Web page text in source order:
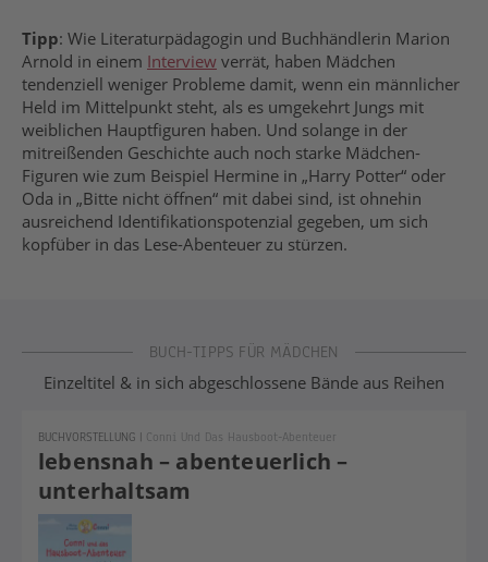
Tipp: Wie Literaturpädagogin und Buchhändlerin Marion
Arnold in einem Interview verrät, haben Mädchen
tendenziell weniger Probleme damit, wenn ein männlicher
Held im Mittelpunkt steht, als es umgekehrt Jungs mit
weiblichen Hauptfiguren haben. Und solange in der
mitreißenden Geschichte auch noch starke Mädchen-
Figuren wie zum Beispiel Hermine in „Harry Potter“ oder
Oda in „Bitte nicht öffnen“ mit dabei sind, ist ohnehin
ausreichend Identifikationspotenzial gegeben, um sich
kopfüber in das Lese-Abenteuer zu stürzen.
BUCH-TIPPS FÜR MÄDCHEN
Einzeltitel & in sich abgeschlossene Bände aus Reihen
lebensnah – abenteuerlich –
unterhaltsam
BUCHVORSTELLUNG | Conni Und Das Hausboot-Abenteuer